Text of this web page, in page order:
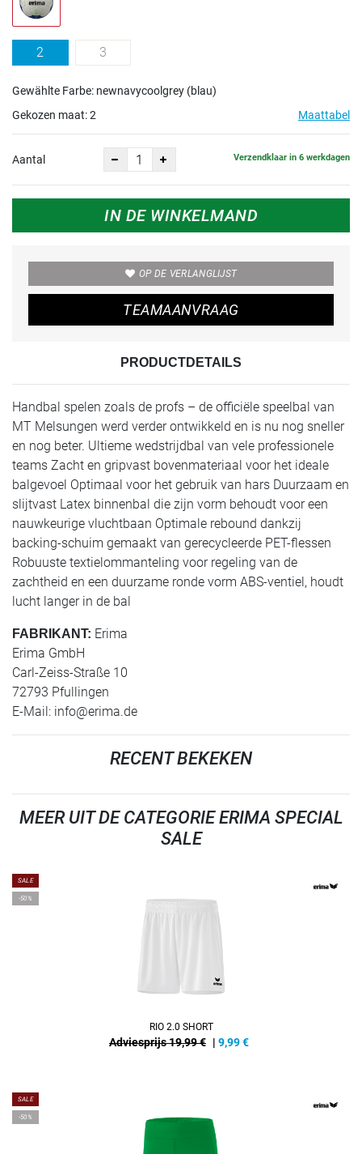
2 3
Gewählte Farbe: newnavycoolgrey (blau)
Gekozen maat:2 Maattabel
Aantal Verzendklaar in 6 werkdagen
IN DE WINKELMAND
OP DE VERLANGLIJST
TEAMAANVRAAG
PRODUCTDETAILS
Handbal spelen zoals de profs – de officiële speelbal van
MT Melsungen werd verder ontwikkeld en is nu nog sneller
en nog beter. Ultieme wedstrijdbal van vele professionele
teams Zacht en gripvast bovenmateriaal voor het ideale
balgevoel Optimaal voor het gebruik van hars Duurzaam en
slijtvast Latex binnenbal die zijn vorm behoudt voor een
nauwkeurige vluchtbaan Optimale rebound dankzij
backing-schuim gemaakt van gerecycleerde PET-flessen
Robuuste textielommanteling voor regeling van de
zachtheid en een duurzame ronde vorm ABS-ventiel, houdt
lucht langer in de bal
FABRIKANT: Erima
Erima GmbH
Carl-Zeiss-Straße 10
72793 Pfullingen
E-Mail: info@erima.de
RECENT BEKEKEN
MEER UIT DE CATEGORIE ERIMA SPECIAL
SALE
SALE
-50%
RIO 2.0 SHORT
Adviesprijs 19,99 € | 9,99€
SALE
-50%